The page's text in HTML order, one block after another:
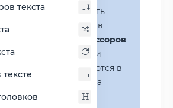
текста
Можно добавить
процессоров в
(до 14 процессоров
. В случае если
не помещаются в
появится полоса